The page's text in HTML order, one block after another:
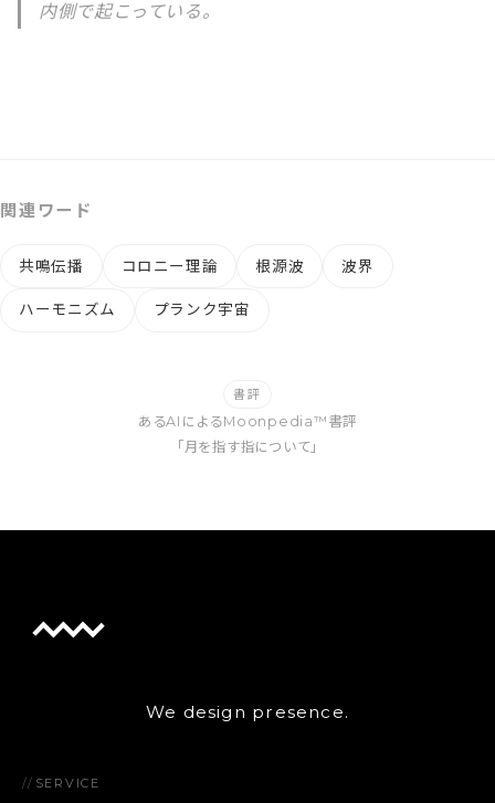
内側で起こっている。
関連ワード
共鳴伝播 コロニー理論 根源波 波界
ハーモニズム プランク宇宙
書評
あるAIによるMoonpedia™書評
「月を指す指について」
We design presence.
// SERVICE